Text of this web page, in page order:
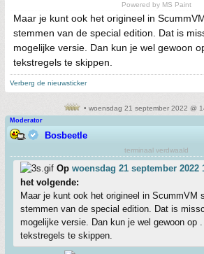
Powered by MS Paint
Maar je kunt ook het origineel in
stemmen van de special edition. Dat is
mogelijke versie. Dan kun je wel gewoon
tekstregels te skippen.
Verberg de nieuwsticker
• woensdag 21 september 2022 @
Moderator
Bosbeetle
terminaal verdwaald
Op woensdag 21 september 2022
het volgende:
Maar je kunt ook het origineel in ScummVM
stemmen van de special edition. Dat is
mogelijke versie. Dan kun je wel gewoon op
tekstregels te skippen.